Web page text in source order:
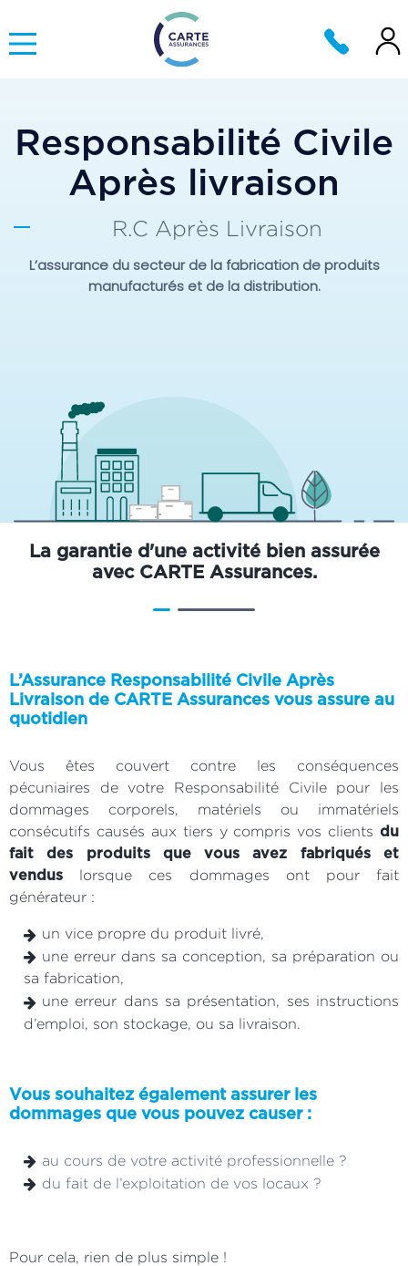
Responsabilité Civile
Après livraison
R.C Après Livraison
L’assurance du secteur de la fabrication de produits
manufacturés et de la distribution.
La garantie d'une activité bien assurée
avec CARTE Assurances.
L’Assurance Responsabilité Civile Après
Livraison de CARTE Assurances vous assure au
quotidien
Vous êtes couvert contre les conséquences
pécuniaires de votre Responsabilité Civile pour les
dommages corporels, matériels ou immatériels
consécutifs causés aux tiers y compris vos clients du
fait des produits que vous avez fabriqués et
vendus lorsque ces dommages ont pour fait
générateur :
un vice propre du produit livré,
une erreur dans sa conception, sa préparation ou
sa fabrication,
une erreur dans sa présentation, ses instructions
d’emploi, son stockage, ou sa livraison.
Vous souhaitez également assurer les
dommages que vous pouvez causer :
au cours de votre activité professionnelle ?
du fait de l’exploitation de vos locaux ?
Pour cela, rien de plus simple !